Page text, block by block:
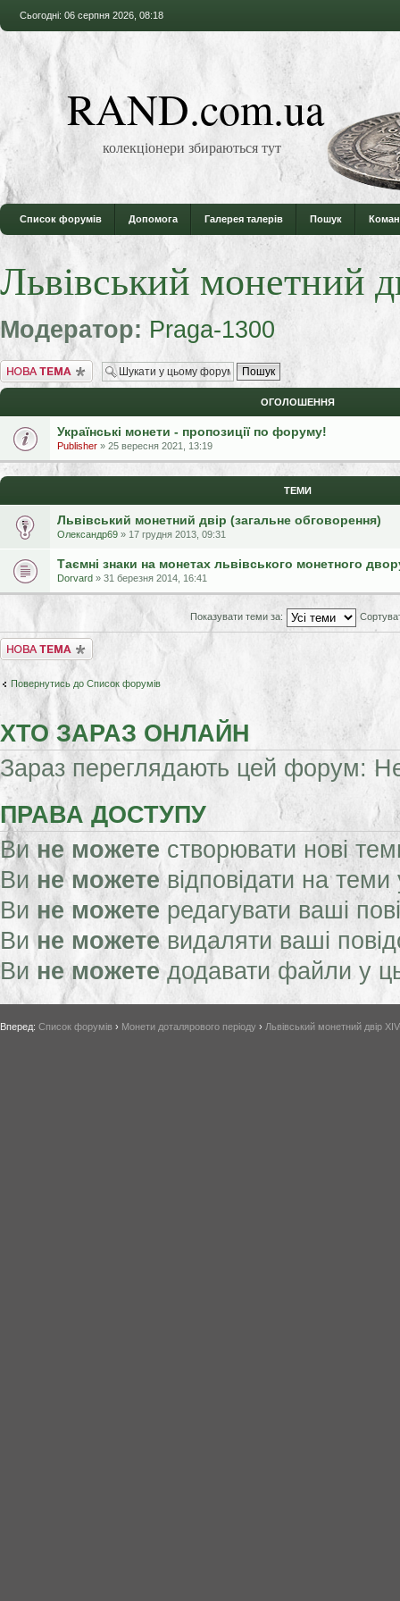
Сьогодні: 06 серпня 2026, 08:18
RAND.com.ua
колекціонери збираються тут
Список форумів Допомога Галерея талерів Пошук
Львівський монетний
Модератор: Praga-1300
Створити нову тему
ОГОЛОШЕННЯ
Українські монети - пропозиції по форуму!
Publisher » 25 вересня 2021, 13:19
ТЕМИ
Львівський монетний двір (загальне обговорення)
Олександр69 » 17 грудня 2013, 09:31
Таємні знаки на монетах львівського монетного
Dorvard » 31 березня 2014, 16:41
Показувати теми за:
Створити нову тему
Повернутись до Список форумів
ХТО ЗАРАЗ ОНЛАЙН
Зараз переглядають цей форум:
ПРАВА ДОСТУПУ
Ви не можете створювати нові
Вине можете відповідати на
Ви не можете редагувати ваші
Вине можетевидаляти ваші
Ви не можете додавати файли у
Вперед: Список форумів › Монети доталярового періоду › Львівський монетний двір